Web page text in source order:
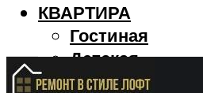
КВАРТИРА
Гостиная
Детская
Кухня